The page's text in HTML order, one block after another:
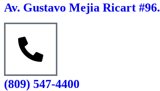
Av. Gustavo Mejia Ricart #96.
(809) 547-4400